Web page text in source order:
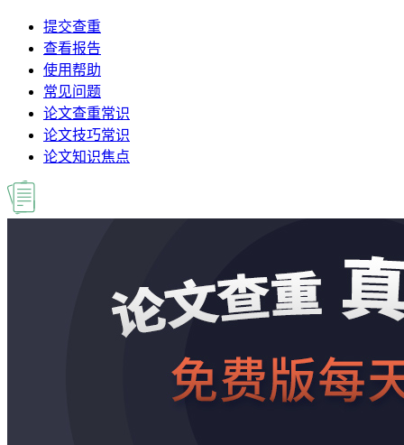
提交查重
查看报告
使用帮助
常见问题
论文查重常识
论文技巧常识
论文知识焦点